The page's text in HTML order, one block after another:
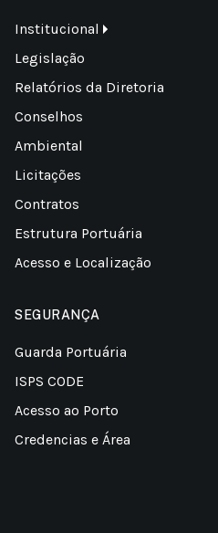
Institucional
Legislação
Relatórios da Diretoria
Conselhos
Ambiental
Licitações
Contratos
Estrutura Portuária
Acesso e Localização
SEGURANÇA
Guarda Portuária
ISPS CODE
Acesso ao Porto
Credencias e Área